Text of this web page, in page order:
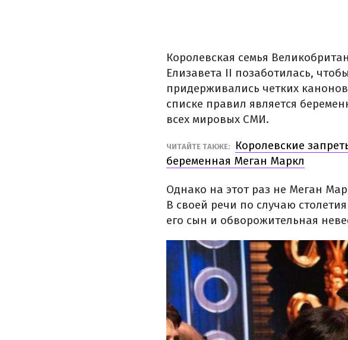
Королевская семья
Елизавета II позаботилась,
придерживались четких
списке правил является
всех мировых СМИ.
ЧИТАЙТЕ ТАКЖЕ:
Королевские
беременная Меган Маркл
Однако на этот раз не Меган
В своей речи по случаю
его сын и обворожительная